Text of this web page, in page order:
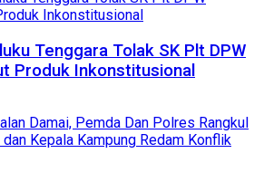
Tenggara Tolak SK Plt DPW
Produk Inkonstitusional